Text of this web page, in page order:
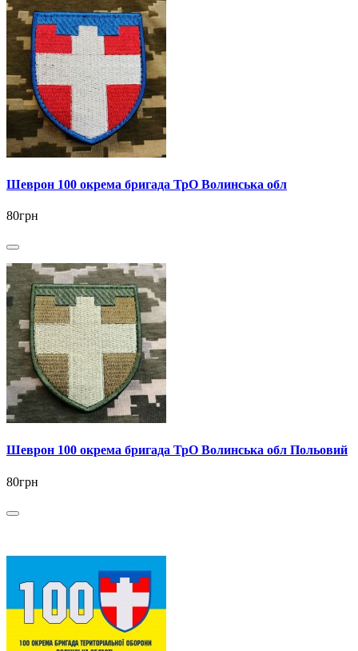
Шеврон 100 окрема бригада ТрО Волинська обл
80грн
Шеврон 100 окрема бригада ТрО Волинська обл Польовий
80грн